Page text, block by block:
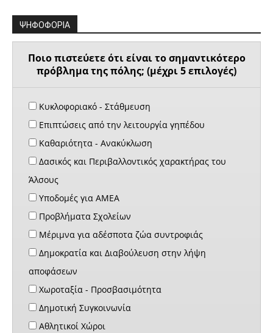
ΨΗΦΟΦΟΡΙΑ
Ποιο πιστεύετε ότι είναι το σημαντικότερο
πρόβλημα της πόλης; (μέχρι 5 επιλογές)
Κυκλοφοριακό - Στάθμευση
Επιπτώσεις από την λειτουργία γηπέδου
Καθαριότητα - Ανακύκλωση
Δασικός και Περιβαλλοντικός χαρακτήρας του
Άλσους
Υποδομές για ΑΜΕΑ
Προβλήματα Σχολείων
Μέριμνα για αδέσποτα ζώα συντροφιάς
Δημοκρατία και Διαβούλευση στην λήψη
αποφάσεων
Χωροταξία - Προσβασιμότητα
Δημοτική Συγκοινωνία
Αθλητικοί Χώροι